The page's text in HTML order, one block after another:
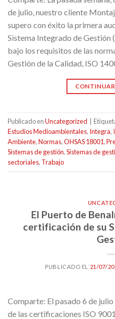
de julio, nuestro cliente
supero con éxito la primera
Sistema Integrado de
bajo los requisitos de las
Gestión de la Calidad, ISO
Publicado enUncategorized
Estudios Medioambientales, Integra,
Ambiente,Normas,OHSAS 18001,
Sistemas de gestión,Sistemas de
sectoriales, Trabajo
El Puerto de
certificación de su
PUBLICADO EL 21/07/
Comparte: El pasado 6 de
de las certificaciones ISO